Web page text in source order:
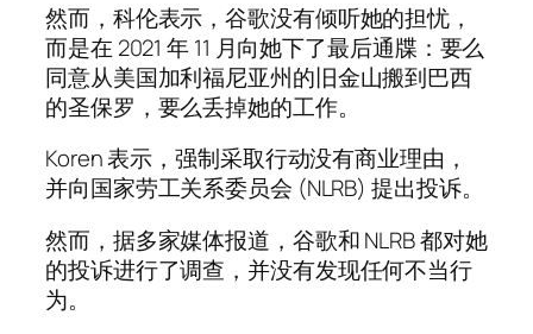
然而，科伦表示，谷歌没有倾听她的担忧，
而是在 2021 年 11 月向她下了最后通牒：要么
同意从美国加利福尼亚州的旧金山搬到巴西
的圣保罗，要么丢掉她的工作。
Koren 表示，强制采取行动没有商业理由，
并向国家劳工关系委员会 (NLRB) 提出投诉。
然而，据多家媒体报道，谷歌和 NLRB 都对她
的投诉进行了调查，并没有发现任何不当行
为。